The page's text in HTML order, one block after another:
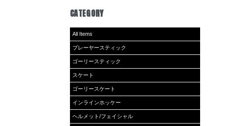
CATEGORY
All Items
プレーヤースティック
ゴーリースティック
スケート
ゴーリースケート
インラインホッケー
ヘルメット/フェイシャル